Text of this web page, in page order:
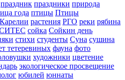
праздник праздники природа
года птицы Птицы
растения РГО реки рябина
сойка Сойкин день
стихи студенты Суна сушина
тетеревиных фауна фото
художники цветение
экологическое просвещение
юбилей юннаты